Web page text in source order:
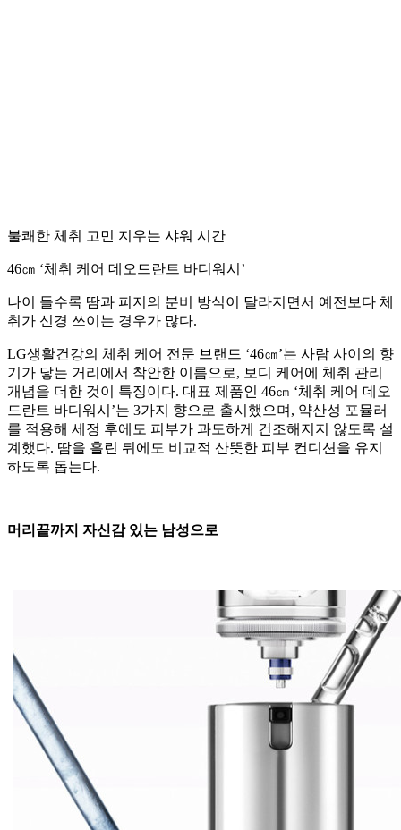
불쾌한 체취 고민 지우는 샤워 시간
46㎝ ‘체취 케어 데오드란트 바디워시’
나이 들수록 땀과 피지의 분비 방식이 달라지면서 예전보다 체
취가 신경 쓰이는 경우가 많다.
LG생활건강의 체취 케어 전문 브랜드 ‘46㎝’는 사람 사이의 향
기가 닿는 거리에서 착안한 이름으로, 보디 케어에 체취 관리
개념을 더한 것이 특징이다. 대표 제품인 46㎝ ‘체취 케어 데오
드란트 바디워시’는 3가지 향으로 출시했으며, 약산성 포뮬러
를 적용해 세정 후에도 피부가 과도하게 건조해지지 않도록 설
계했다. 땀을 흘린 뒤에도 비교적 산뜻한 피부 컨디션을 유지
하도록 돕는다.
머리끝까지 자신감 있는 남성으로